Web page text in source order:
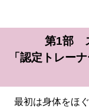
第1部
「認定トレー
最初は身体をほ